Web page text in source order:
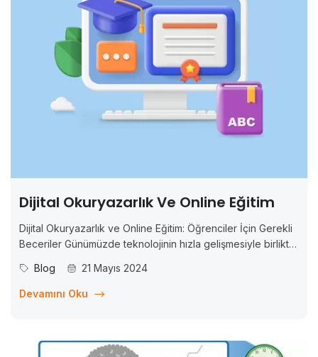
Dijital Okuryazarlık Ve Online Eğitim
Dijital Okuryazarlık ve Online Eğitim: Öğrenciler İçin Gerekli
Beceriler Günümüzde teknolojinin hızla gelişmesiyle birlikte,
gerçekleştirilmektedir. Bu dijitalleşme sürecinde,
öğrencilerin başarılı olmaları için gerekli olan becerilerin de
Blog 21 Mayıs 2024
Devamını Oku